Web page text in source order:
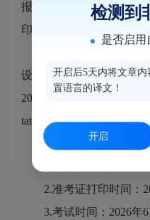
报名→企业确认提交→鼓
印准考证→参加考试
4. 证书打印：考核合
设从业人员综合服务平台
20.40.102.233:8001/#/
tatistics
三、考核时间安排
1.考试报名时间：2026
2.准考证打印时间：
3.考试时间：2026年6
检测到
是否启用
开启后5天内将文章
置语言的译文！
开启